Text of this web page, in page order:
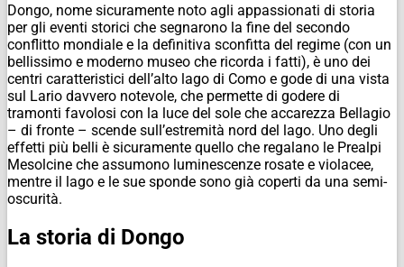
Dongo, nome sicuramente noto agli appassionati di storia
per gli eventi storici che segnarono la fine del secondo
conflitto mondiale e la definitiva sconfitta del regime (con un
bellissimo e moderno museo che ricorda i fatti), è uno dei
centri caratteristici dell’alto lago di Como e gode di una vista
sul Lario davvero notevole, che permette di godere di
tramonti favolosi con la luce del sole che accarezza Bellagio
– di fronte – scende sull’estremità nord del lago. Uno degli
effetti più belli è sicuramente quello che regalano le Prealpi
Mesolcine che assumono luminescenze rosate e violacee,
mentre il lago e le sue sponde sono già coperti da una semi-
oscurità.
La storia di Dongo